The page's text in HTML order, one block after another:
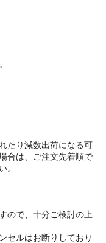
たり減数出荷になる可
合は、ご注文先着順で
。
ので、十分ご検討の上
セルはお断りしており